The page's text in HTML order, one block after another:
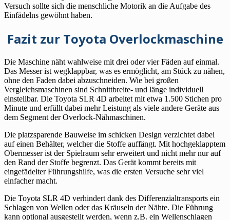
Versuch sollte sich die menschliche Motorik an die Aufgabe des
Einfädelns gewöhnt haben.
Fazit zur Toyota Overlockmaschine
Die Maschine näht wahlweise mit drei oder vier Fäden auf einmal.
Das Messer ist wegklappbar, was es ermöglicht, am Stück zu nähen,
ohne den Faden dabei abzuschneiden. Wie bei großen
Vergleichsmaschinen sind Schnittbreite- und länge individuell
einstellbar. Die Toyota SLR 4D arbeitet mit etwa 1.500 Stichen pro
Minute und erfüllt dabei mehr Leistung als viele andere Geräte aus
dem Segment der Overlock-Nähmaschinen.
Die platzsparende Bauweise im schicken Design verzichtet dabei
auf einen Behälter, welcher die Stoffe auffängt. Mit hochgeklapptem
Obermesser ist der Spielraum sehr erweitert und nicht mehr nur auf
den Rand der Stoffe begrenzt. Das Gerät kommt bereits mit
eingefädelter Führungshilfe, was die ersten Versuche sehr viel
einfacher macht.
Die Toyota SLR 4D verhindert dank des Differenzialtransports ein
Schlagen von Wellen oder das Kräuseln der Nähte. Die Führung
kann optional ausgestellt werden, wenn z.B. ein Wellenschlagen